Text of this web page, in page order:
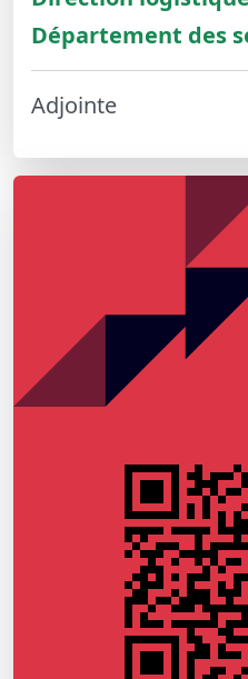
Département des
Adjointe